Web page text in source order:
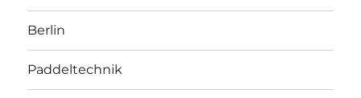
Berlin
Paddeltechnik